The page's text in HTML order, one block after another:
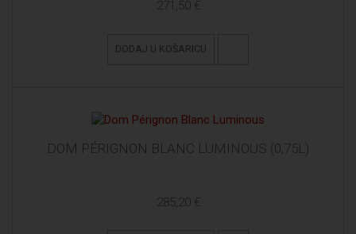
271,50 €
DODAJ U KOŠARICU
DOM PÉRIGNON BLANC LUMINOUS (0,75L)
285,20 €